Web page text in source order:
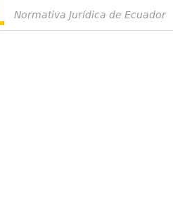
Normativa Jurídica de Ecuador